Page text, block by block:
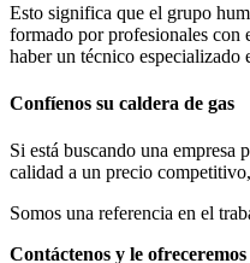
Esto significa que el grupo
formado por profesionales con
haber un técnico especializado
Confíenos su caldera de gas
Si está buscando una
calidad a un precio
Somos una referencia en el
Contáctenos y le